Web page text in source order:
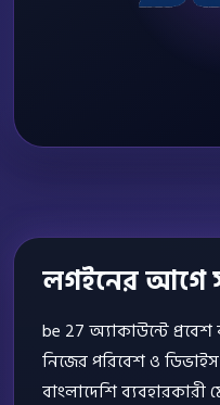
লগইনের আগে
be 27 অ্যাকাউন্টে
নিজের পরিবেশ ও
বাংলাদেশি